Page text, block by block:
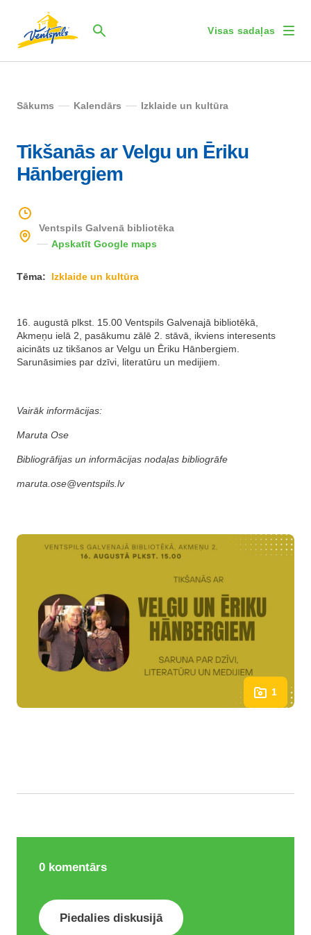
Visas sadaļas
Sākums Kalendārs Izklaide un kultūra
Tikšanās ar Velgu un Ēriku
Hānbergiem
Ventspils Galvenā bibliotēka
Apskatīt Google maps
Tēma: Izklaide un kultūra
16. augustā plkst. 15.00 Ventspils Galvenajā bibliotēkā,
Akmeņu ielā 2, pasākumu zālē 2. stāvā, ikviens interesents
aicināts uz tikšanos ar Velgu un Ēriku Hānbergiem.
Sarunāsimies par dzīvi, literatūru un medijiem.
Vairāk informācijas:
Maruta Ose
Bibliogrāfijas un informācijas nodaļas bibliogrāfe
maruta.ose@ventspils.lv
1
0 komentārs
Piedalies diskusijā